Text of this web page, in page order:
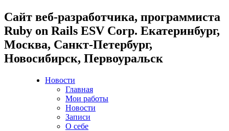
Cайт веб-разработчика, программиста
Ruby on Rails ESV Corp. Екатеринбург,
Москва, Санкт-Петербург,
Новосибирск, Первоуральск
Новости
Главная
Мои работы
Новости
Записи
О себе